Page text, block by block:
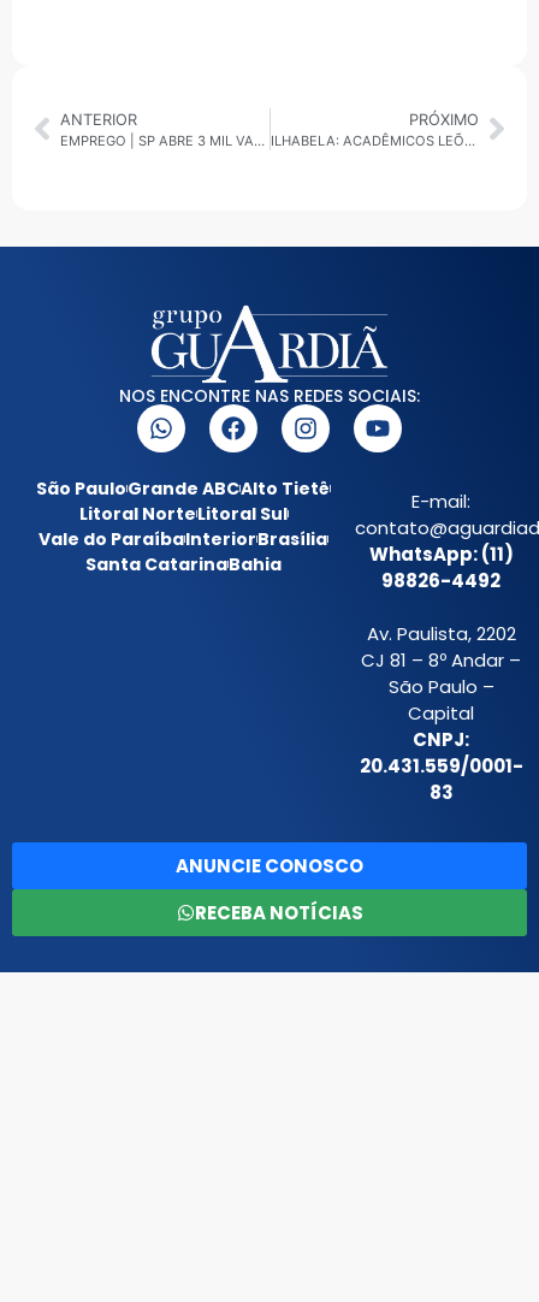
ANTERIOR
EMPREGO | SP ABRE 3 MIL VAGAS E TEM CONTRATAÇÕES PARA CARNAVAL E LOLLA
PRÓXIMO
ILHABELA: ACADÊMICOS LEÕES DO ITA É CAMPEÃ DO CARNAVAL 2026 COM HOMENAGEM A DON DITO
NOS ENCONTRE NAS REDES SOCIAIS:
São PauloGrande ABCAlto Tietê
Litoral NorteLitoral Sul
Vale do ParaíbaInteriorBrasília
Santa CatarinaBahia
E-mail:
WhatsApp: (11)
98826-4492
Av. Paulista, 2202
CJ 81 – 8º Andar –
São Paulo –
Capital
CNPJ:
20.431.559/0001-
83
ANUNCIE CONOSCO
RECEBA NOTÍCIAS